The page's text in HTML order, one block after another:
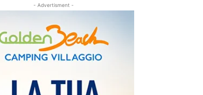
- Advertisment -